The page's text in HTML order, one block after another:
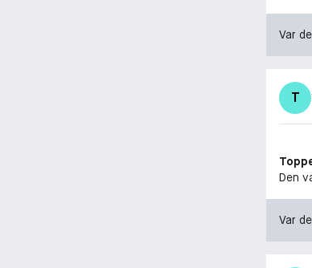
Var
T
Den
Var